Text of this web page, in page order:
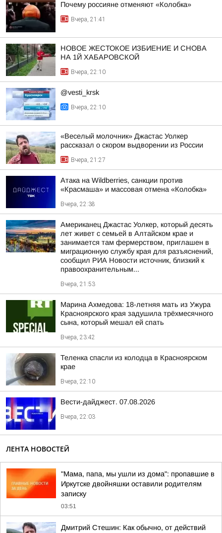
Почему россияне отменяют «Колобка»
Вчера, 21:41
НОВОЕ ЖЕСТОКОЕ ИЗБИЕНИЕ И СНОВА
НА 1Й ХАБАРОВСКОЙ
Вчера, 22:10
@vesti_krsk
Вчера, 22:10
«Веселый молочник» Джастас Уолкер
рассказал о скором выдворении из России
Вчера, 21:27
Атака на Wildberries, санкции против
«Красмаша» и массовая отмена «Колобка»
Вчера, 22:38
Американец Джастас Уолкер, который десять
лет живет с семьей в Алтайском крае и
занимается там фермерством, приглашен в
миграционную службу края для разъяснений,
сообщил РИА Новости источник, близкий к
правоохранительным...
Вчера, 21:53
Марина Ахмедова: 18-летняя мать из Ужура
Красноярского края задушила трёхмесячного
сына, который мешал ей спать
Вчера, 23:42
Теленка спасли из колодца в Красноярском
крае
Вчера, 22:10
Вести-дайджест. 07.08.2026
Вчера, 22:03
ЛЕНТА НОВОСТЕЙ
"Мама, папа, мы ушли из дома": пропавшие в
Иркутске двойняшки оставили родителям
записку
03:51
Дмитрий Стешин: Как обычно, от действий